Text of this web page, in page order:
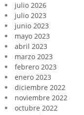
julio 2026
julio 2023
junio 2023
mayo 2023
abril 2023
marzo 2023
febrero 2023
enero 2023
diciembre 2022
noviembre 2022
octubre 2022